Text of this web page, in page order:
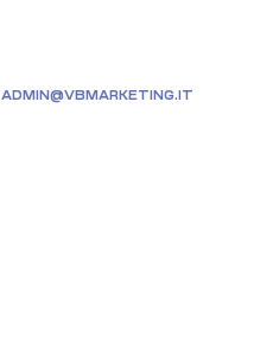
ADMIN@VBMARKETING.IT